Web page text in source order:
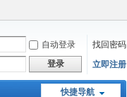
自动登录
找回密码
登录 立即注册
快捷导航